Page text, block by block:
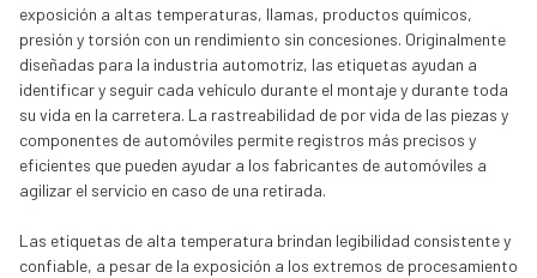
exposición a altas temperaturas, llamas, productos químicos,
presión y torsión con un rendimiento sin concesiones. Originalmente
diseñadas para la industria automotriz, las etiquetas ayudan a
identificar y seguir cada vehículo durante el montaje y durante toda
su vida en la carretera. La rastreabilidad de por vida de las piezas y
componentes de automóviles permite registros más precisos y
eficientes que pueden ayudar a los fabricantes de automóviles a
agilizar el servicio en caso de una retirada.
Las etiquetas de alta temperatura brindan legibilidad consistente y
confiable, a pesar de la exposición a los extremos de procesamiento